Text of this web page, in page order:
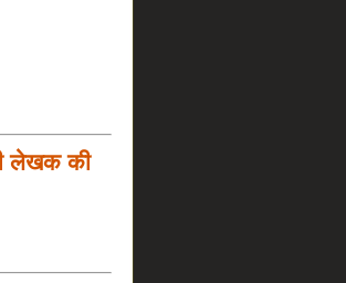
लेखक की